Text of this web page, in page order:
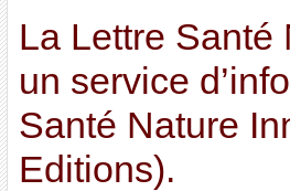
La Lettre Santé
un service
Santé Nature
Editions).